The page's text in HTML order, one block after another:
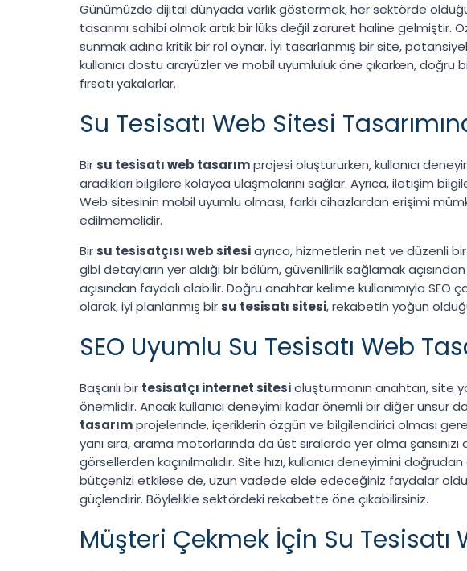
Günümüzde dijital dünyada varlık göstermek, her sektörde
tasarımı sahibi olmak artık bir lüks değil zaruret haline gelmiştir.
sunmak adına kritik bir rol oynar. İyi tasarlanmış bir site,
kullanıcı dostu arayüzler ve mobil uyumluluk öne çıkarken,
fırsatı yakalarlar.
Su Tesisatı Web Sitesi
Bir su tesisatı web tasarımprojesi oluştururken, kullanıcı
aradıkları bilgilere kolayca ulaşmalarını sağlar. Ayrıca, iletişim
Web sitesinin mobil uyumlu olması, farklı cihazlardan erişimi
edilmemelidir.
Bir su tesisatçısı web sitesiayrıca, hizmetlerin net ve düzenli
gibi detayların yer aldığı bir bölüm, güvenilirlik sağlamak
açısından faydalı olabilir. Doğru anahtar kelime kullanımıyla
olarak, iyi planlanmış bir su tesisatı sitesi, rekabetin yoğun
SEO Uyumlu Su Tesisatı Web
Başarılı bir tesisatçı internet sitesioluşturmanın anahtarı, site
önemlidir. Ancak kullanıcı deneyimi kadar önemli bir diğer
tasarımprojelerinde, içeriklerin özgün ve bilgilendirici olması
yanı sıra, arama motorlarında da üst sıralarda yer alma
görsellerden kaçınılmalıdır. Site hızı, kullanıcı deneyimini
bütçenizi etkilese de, uzun vadede elde edeceğiniz faydalar
güçlendirir. Böylelikle sektördeki rekabette öne çıkabilirsiniz.
Müşteri Çekmek İçin Su Tesisatı